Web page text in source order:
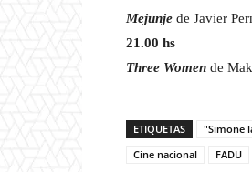
Mejunje de Javier
21.00 hs
Three Women de
ETIQUETAS "Simone
Cine nacional
FADU